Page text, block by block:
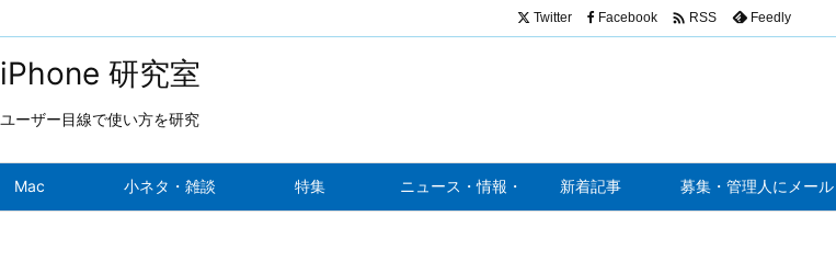
iPhone 研究室
ユーザー目線で使い方を研究
Mac 小ネタ・雑談 特集 ニュース・情報・噂 新着記事 募集・管理人にメール
Twitter Facebook  RSS Feedly